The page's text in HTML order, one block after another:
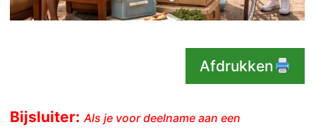
Afdrukken
Bijsluiter: Als je voor deelname aan een